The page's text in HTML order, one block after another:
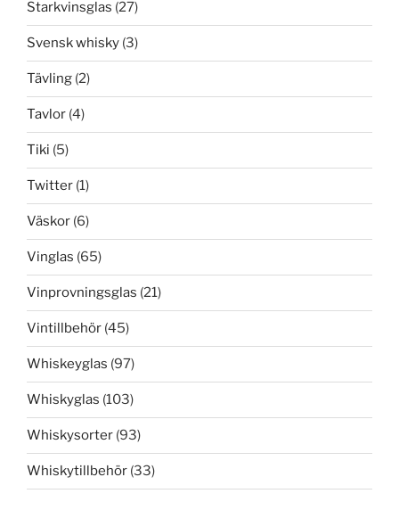
Starkvinsglas (27)
Svensk whisky (3)
Tävling (2)
Tavlor (4)
Tiki (5)
Twitter (1)
Väskor (6)
Vinglas (65)
Vinprovningsglas (21)
Vintillbehör (45)
Whiskeyglas (97)
Whiskyglas (103)
Whiskysorter (93)
Whiskytillbehör (33)